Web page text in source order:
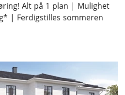
Alt på 1 plan | Mulighet
| Ferdigstilles sommeren